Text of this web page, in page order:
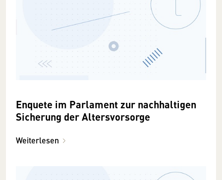
Enquete im Parlament zur nachhaltigen
Sicherung der Altersvorsorge
Weiterlesen